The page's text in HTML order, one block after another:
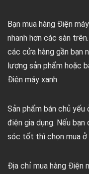
Bạn mua hàng Điện
nhanh hơn các sàn
các cửa hàng gần bạn
lượng sản phẩm hoặc
Điện máy xanh
Sản phẩm bán chủ
điện gia dụng. Nếu bạn
sóc tốt thì chọn mua ở
Địa chỉ mua hàng Điện